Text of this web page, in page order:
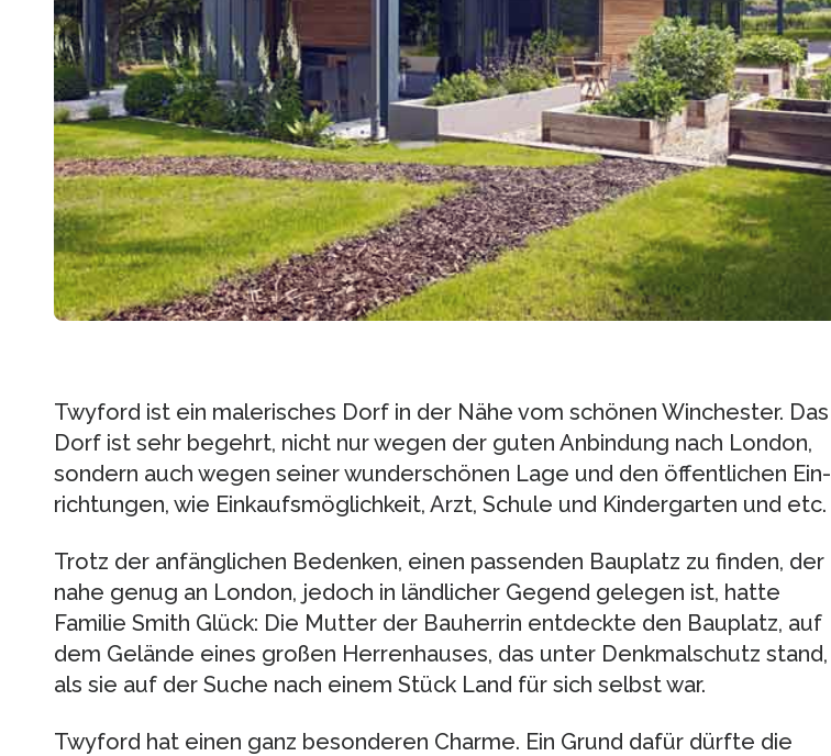
Twy­ford ist ein male­ri­sches Dorf in der Nähe vom schö­nen Win­ches­ter. Das
Dorf ist sehr begehrt, nicht nur wegen der guten Anbin­dung nach Lon­don,
son­dern auch wegen sei­ner wun­der­schö­nen Lage und den öffent­li­chen Ein­
rich­tun­gen, wie Ein­kaufs­mög­lich­keit, Arzt, Schule und Kin­der­gar­ten und etc.
Trotz der anfäng­li­chen Beden­ken, einen pas­sen­den Bau­platz zu fin­den, der
nahe genug an Lon­don, jedoch in länd­li­cher Gegend gele­gen ist, hatte
Fami­lie Smith Glück: Die Mut­ter der Bau­her­rin ent­deckte den Bau­platz, auf
dem Gelände eines gro­ßen Her­ren­hau­ses, das unter Denk­mal­schutz stand,
als sie auf der Suche nach einem Stück Land für sich selbst war.
Twy­ford hat einen ganz beson­de­ren Charme. Ein Grund dafür dürfte die